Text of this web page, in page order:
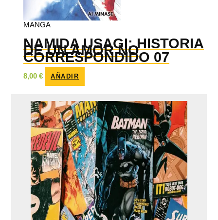
MANGA
NAMIDA USAGI: HISTORIA
DE UN AMOR NO
CORRESPONDIDO 07
8,00 € AÑADIR